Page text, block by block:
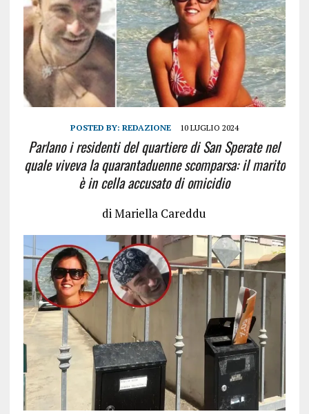
POSTED BY: REDAZIONE 10 LUGLIO 2024
Parlano i residenti del quartiere di San Sperate nel
quale viveva la quarantaduenne scomparsa: il marito
è in cella accusato di omicidio
di Mariella Careddu